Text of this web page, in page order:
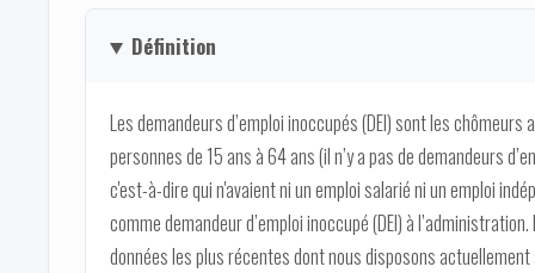
Définition
Les demandeurs d’emploi inoccupés (DEI) sont les
personnes de 15 ans à 64 ans (il n’y a pas de demandeurs
c'est-à-dire qui n'avaient ni un emploi salarié ni un emploi
comme demandeur d’emploi inoccupé (DEI) à
données les plus récentes dont nous disposons